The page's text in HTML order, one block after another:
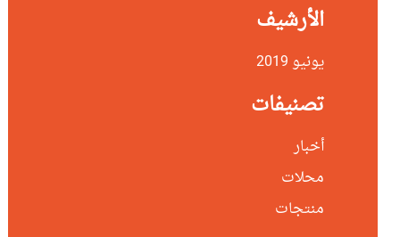
الأرشيف
يونيو 2019
تصنيفات
أخبار
محلات
منتجات